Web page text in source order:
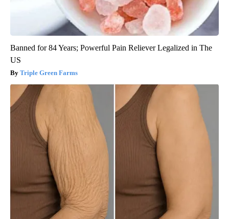
Banned for 84 Years; Powerful Pain Reliever Legalized in The
US
Triple Green Farms